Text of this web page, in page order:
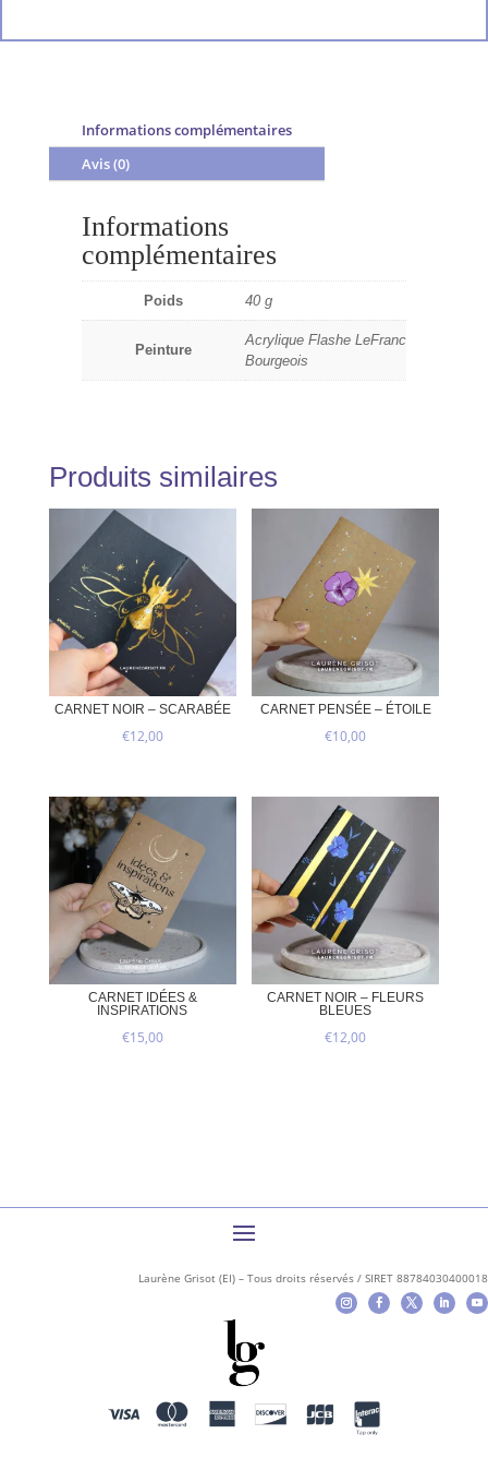
Informations complémentaires
Avis (0)
Informations
complémentaires
Poids 40 g
Peinture
Acrylique Flashe LeFranc
Bourgeois
Produits similaires
CARNET NOIR – SCARABÉE
€12,00
CARNET PENSÉE – ÉTOILE
€10,00
CARNET IDÉES &
INSPIRATIONS
€15,00
CARNET NOIR – FLEURS
BLEUES
€12,00
Laurène Grisot (EI) – Tous droits réservés / SIRET 88784030400018